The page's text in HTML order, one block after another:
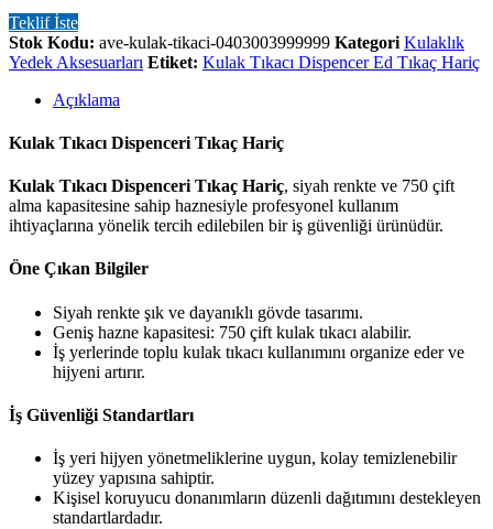
Teklif İste
Stok Kodu: ave-kulak-tikaci-0403003999999 Kategori Kulaklık
Yedek Aksesuarları Etiket: Kulak Tıkacı Dispencer Ed Tıkaç Hariç
Açıklama
Kulak Tıkacı Dispenceri Tıkaç Hariç
Kulak Tıkacı Dispenceri Tıkaç Hariç, siyah renkte ve 750 çift
alma kapasitesine sahip haznesiyle profesyonel kullanım
ihtiyaçlarına yönelik tercih edilebilen bir iş güvenliği ürünüdür.
Öne Çıkan Bilgiler
Siyah renkte şık ve dayanıklı gövde tasarımı.
Geniş hazne kapasitesi: 750 çift kulak tıkacı alabilir.
İş yerlerinde toplu kulak tıkacı kullanımını organize eder ve
hijyeni artırır.
İş Güvenliği Standartları
İş yeri hijyen yönetmeliklerine uygun, kolay temizlenebilir
yüzey yapısına sahiptir.
Kişisel koruyucu donanımların düzenli dağıtımını destekleyen
standartlardadır.